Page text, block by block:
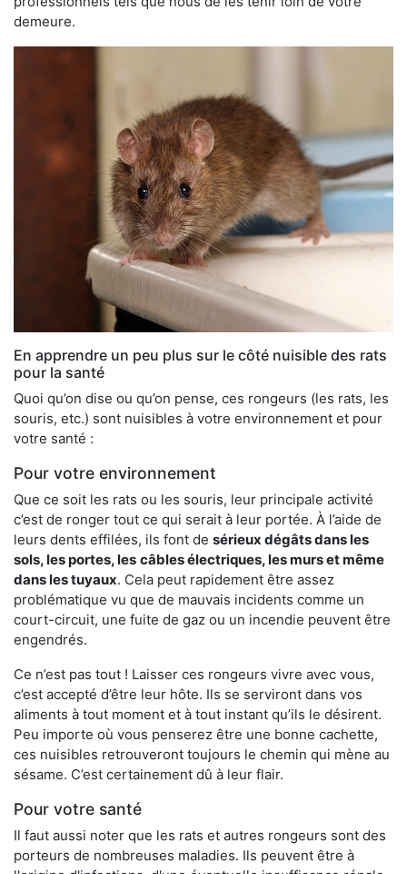
demeure.
En apprendre un peu plus sur le côté nuisible des rats
pour la santé
Quoi qu’on dise ou qu’on pense, ces rongeurs (les rats, les
souris, etc.) sont nuisibles à votre environnement et pour
votre santé :
Pour votre environnement
Que ce soit les rats ou les souris, leur principale activité
c’est de ronger tout ce qui serait à leur portée. À l’aide de
leurs dents effilées, ils font de sérieux dégâts dans les
sols, les portes, les câbles électriques, les murs et même
dans les tuyaux. Cela peut rapidement être assez
problématique vu que de mauvais incidents comme un
court-circuit, une fuite de gaz ou un incendie peuvent être
engendrés.
Ce n’est pas tout ! Laisser ces rongeurs vivre avec vous,
c’est accepté d’être leur hôte. Ils se serviront dans vos
aliments à tout moment et à tout instant qu’ils le désirent.
Peu importe où vous penserez être une bonne cachette,
ces nuisibles retrouveront toujours le chemin qui mène au
sésame. C’est certainement dû à leur flair.
Pour votre santé
Il faut aussi noter que les rats et autres rongeurs sont des
porteurs de nombreuses maladies. Ils peuvent être à